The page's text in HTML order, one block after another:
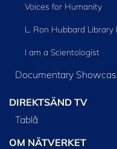
Voices for Humanity
L. Ron Hubbard Library
I am a Scientologist
Documentary
DIREKTSÄND TV
Tablå
OM NÄTVERKET